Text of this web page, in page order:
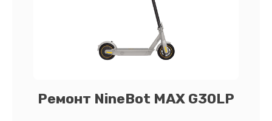
Ремонт NineBot MAX G30LP